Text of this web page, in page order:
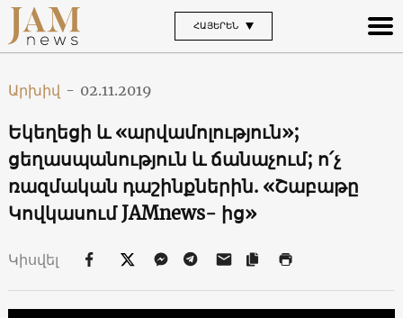
ՀԱՅԵՐԵՆ
Արխիվ - 02.11.2019
Եկեղեցի և «արվամոլություն»;
ցեղասպանություն և ճանաչում; ո՛չ
ռազմական դաշինքներին. «Շաբաթը
Կովկասում JAMnews- ից»
Կիսվել